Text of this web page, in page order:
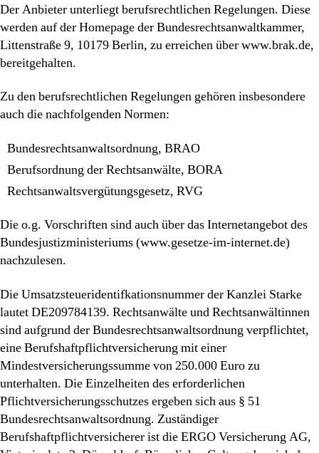
Der Anbieter unterliegt berufsrechtlichen Regelungen. Diese
werden auf der Homepage der Bundesrechtsanwaltkammer,
Littenstraße 9, 10179 Berlin, zu erreichen über www.brak.de,
bereitgehalten.
Zu den berufsrechtlichen Regelungen gehören insbesondere
auch die nachfolgenden Normen:
Bundesrechtsanwaltsordnung, BRAO
Berufsordnung der Rechtsanwälte, BORA
Rechtsanwaltsvergütungsgesetz, RVG
Die o.g. Vorschriften sind auch über das Internetangebot des
Bundesjustizministeriums (www.gesetze-im-internet.de)
nachzulesen.
Die Umsatzsteueridentifkationsnummer der Kanzlei Starke
lautet DE209784139. Rechtsanwälte und Rechtsanwältinnen
sind aufgrund der Bundesrechtsanwaltsordnung verpflichtet,
eine Berufshaftpflichtversicherung mit einer
Mindestversicherungssumme von 250.000 Euro zu
unterhalten. Die Einzelheiten des erforderlichen
Pflichtversicherungsschutzes ergeben sich aus § 51
Bundesrechtsanwaltsordnung. Zuständiger
Berufshaftpflichtversicherer ist die ERGO Versicherung AG,